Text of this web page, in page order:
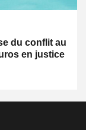
du conflit au
en justice